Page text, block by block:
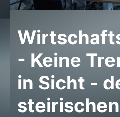
- Keine
in Sicht -
steirischen